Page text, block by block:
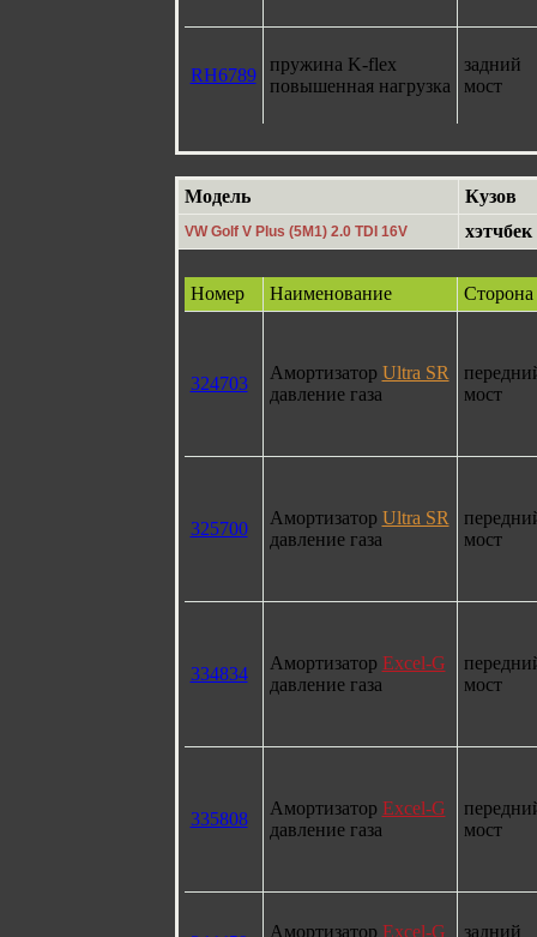
RH6789
пружина K-flex
повышенная нагрузка
задний
мост
Модель Кузов
VW Golf V Plus (5M1) 2.0 TDI 16V хэтчбек
Номер Наименование Сторона
324703
Амортизатор Ultra SR
давление газа
мост
325700
Амортизатор Ultra SR
давление газа
мост
334834
Амортизатор Excel-G
давление газа
мост
335808
Амортизатор Excel-G
давление газа
мост
Амортизатор Excel-G
задний